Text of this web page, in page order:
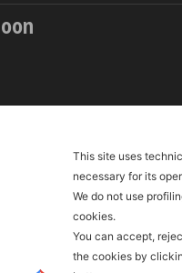
koolitused
This site uses
necessary for its
We do not use
cookies.
You can accept,
the cookies by